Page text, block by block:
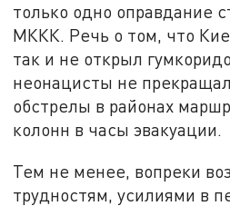
только одно оправдание
МККК. Речь о том, что
так и не открыл
неонацисты не
обстрелы в районах
колонн в часы эвакуации.
Тем не менее, вопреки
трудностям, усилиями в